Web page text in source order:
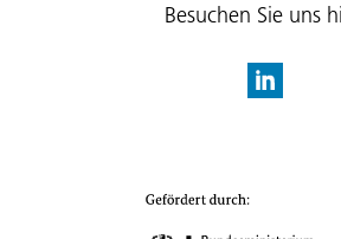
Besuchen Sie uns